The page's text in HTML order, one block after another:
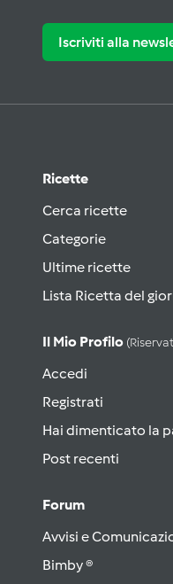
Iscriviti alla
Ricette
Cerca ricette
Categorie
Ultime ricette
Lista Ricetta del
Il Mio Profilo
Accedi
Registrati
Hai dimenticato la
Post recenti
Forum
Avvisi e
Bimby ®